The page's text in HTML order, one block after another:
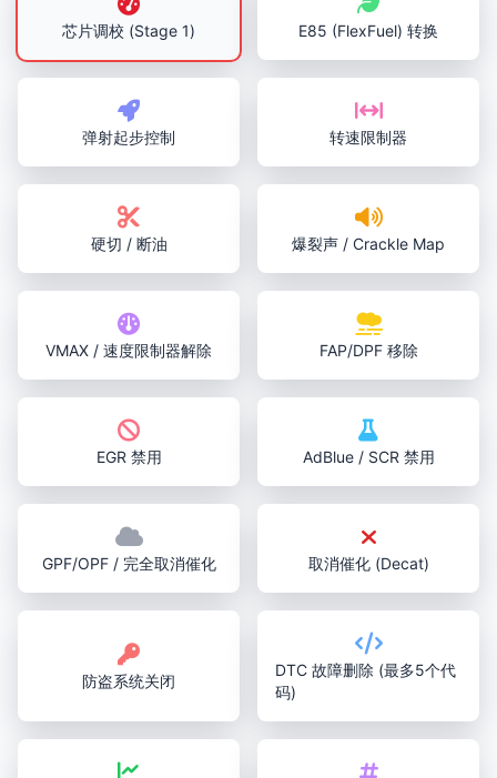
芯片调校 (Stage 1) E85 (FlexFuel) 转换
弹射起步控制 转速限制器
硬切 / 断油 爆裂声 / Crackle Map
VMAX / 速度限制器解除 FAP/DPF 移除
EGR 禁用 AdBlue / SCR 禁用
GPF/OPF / 完全取消催化 取消催化 (Decat)
防盗系统关闭
DTC 故障删除 (最多5个代
码)